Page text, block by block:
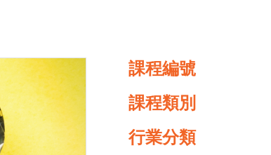
課程編號
課程類別
行業分類